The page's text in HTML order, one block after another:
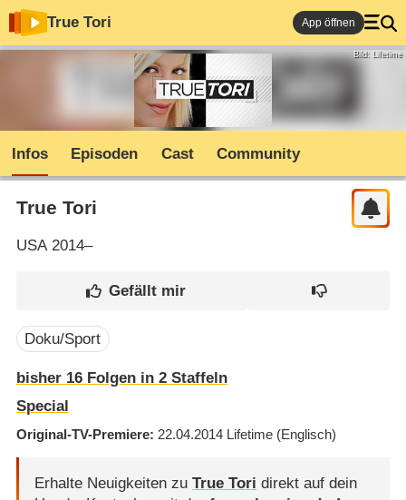
True Tori App öffnen
Bild: Lifetime
Infos Episoden Cast Community
True Tori
USA2014–
Doku/Sport
bisher 16Folgen in 2Staffeln
Special
Original-TV-Premiere 22.04.2014 Lifetime (Englisch)
Erhalte Neuigkeiten zu True Tori direkt auf dein